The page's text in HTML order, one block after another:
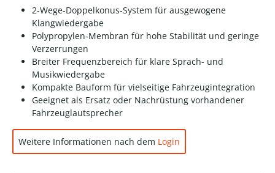
2-Wege-Doppelkonus-System für ausgewogene
Klangwiedergabe
Polypropylen-Membran für hohe Stabilität und geringe
Verzerrungen
Breiter Frequenzbereich für klare Sprach- und
Musikwiedergabe
Kompakte Bauform für vielseitige Fahrzeugintegration
Geeignet als Ersatz oder Nachrüstung vorhandener
Fahrzeuglautsprecher
Weitere Informationen nach dem Login